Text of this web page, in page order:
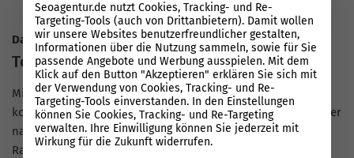
Datenbasierter Erfolg mit System
Top Rankings bei Google
Mit unserer Performance Suite arbeiten SEO-Experten auf
konstant hohem Niveau und priorisieren Maßnahmen sauber
nach Daten. So entstehen schnelle, nachvollziehbare
Ranking-Verbesserungen bei Google, auch für Zimmereien.
Seoagentur.de nutzt Cookies, Tracking- und Re-
Targeting-Tools (auch von Drittanbietern). Damit wollen
wir unsere Websites benutzerfreundlicher gestalten,
Informationen über die Nutzung sammeln, sowie für Sie
passende Angebote und Werbung ausspielen. Mit dem
Klick auf den Button "Akzeptieren" erklären Sie sich mit
der Verwendung von Cookies, Tracking- und Re-
Targeting-Tools einverstanden. In den Einstellungen
können Sie Cookies, Tracking- und Re-Targeting
verwalten. Ihre Einwilligung können Sie jederzeit mit
Wirkung für die Zukunft widerrufen.